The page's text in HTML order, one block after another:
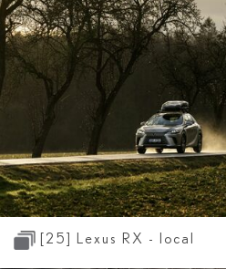
[25] Lexus RX - local